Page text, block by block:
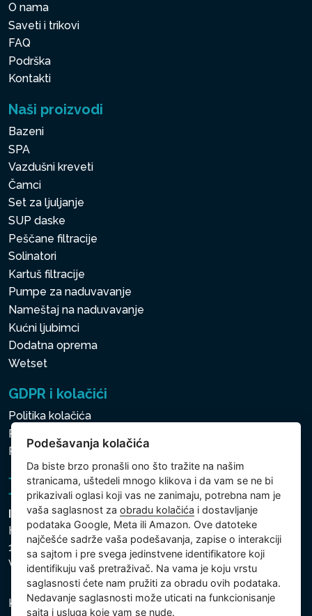
O nama
Saveti i trikovi
FAQ
Podrška
Kontakti
Naši proizvodi
Bazeni
SPA
Vazdušni kreveti
Čamci
Set za ljuljanje
SUP daske
Peščane filtracije
Solinatori
Kartuš filtracije
Pumpe za naduvavanje
Nameštaj na naduvavanje
Kućni ljubimci
Dodatna oprema
Wetset
GDPR i kolačići
Politika kolačića
Politika zaštite ličnih i drugih obrađivanih podataka
Politika kolačića
Intex Trading, s.r.o.
Hradecká 2526/3
130 00 Praha 3
Vinohrady - Česká republika
Kompanija je registrovana u Opštinskom sudu u Pragu,
Podešavanja kolačića
Da biste brzo pronašli ono što tražite na našim
stranicama, uštedeli mnogo klikova i da vam se ne bi
prikazivali oglasi koji vas ne zanimaju, potrebna nam je
vaša saglasnost zaobradu kolačića i dostavljanje
podataka Google, Meta ili Amazon. Ove datoteke
najčešće sadrže vaša podešavanja, zapise o interakciji
sa sajtom i pre svega jedinstvene identifikatore koji
identifikuju vaš pretraživač. Na vama je koju vrstu
saglasnosti ćete nam pružiti za obradu ovih podataka.
Nedavanje saglasnosti može uticati na funkcionisanje
sajta i usluga koje vam se nude.